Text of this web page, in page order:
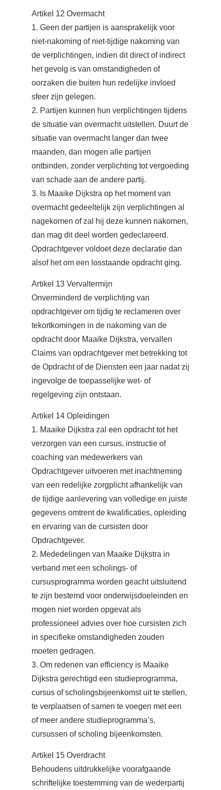
Artikel 12 Overmacht
1. Geen der partijen is aansprakelijk voor
niet-nakoming of niet-tijdige nakoming van
de verplichtingen, indien dit direct of indirect
het gevolg is van omstandigheden of
oorzaken die buiten hun redelijke invloed
sfeer zijn gelegen.
2. Partijen kunnen hun verplichtingen tijdens
de situatie van overmacht uitstellen. Duurt de
situatie van overmacht langer dan twee
maanden, dan mogen alle partijen
ontbinden, zonder verplichting tot vergoeding
van schade aan de andere partij.
3. Is Maaike Dijkstra op het moment van
overmacht gedeeltelijk zijn verplichtingen al
nagekomen of zal hij deze kunnen nakomen,
dan mag dit deel worden gedeclareerd.
Opdrachtgever voldoet deze declaratie dan
alsof het om een losstaande opdracht ging.
Artikel 13 Vervaltermijn
Onverminderd de verplichting van
opdrachtgever om tijdig te reclameren over
tekortkomingen in de nakoming van de
opdracht door Maaike Dijkstra, vervallen
Claims van opdrachtgever met betrekking tot
de Opdracht of de Diensten een jaar nadat zij
ingevolge de toepasselijke wet- of
regelgeving zijn ontstaan.
Artikel 14 Opleidingen
1. Maaike Dijkstra zal een opdracht tot het
verzorgen van een cursus, instructie of
coaching van medewerkers van
Opdrachtgever uitvoeren met inachtneming
van een redelijke zorgplicht afhankelijk van
de tijdige aanlevering van volledige en juiste
gegevens omtrent de kwalificaties, opleiding
en ervaring van de cursisten door
Opdrachtgever.
2. Mededelingen van Maaike Dijkstra in
verband met een scholings- of
cursusprogramma worden geacht uitsluitend
te zijn bestemd voor onderwijsdoeleinden en
mogen niet worden opgevat als
professioneel advies over hoe cursisten zich
in specifieke omstandigheden zouden
moeten gedragen.
3. Om redenen van efficiency is Maaike
Dijkstra gerechtigd een studieprogramma,
cursus of scholingsbijeenkomst uit te stellen,
te verplaatsen of samen te voegen met een
of meer andere studieprogramma’s,
cursussen of scholing bijeenkomsten.
Artikel 15 Overdracht
Behoudens uitdrukkelijke voorafgaande
schriftelijke toestemming van de wederpartij